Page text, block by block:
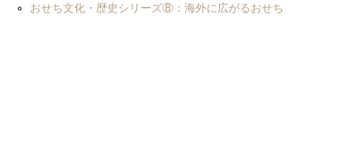
おせち文化・歴史シリーズ⑧：海外に広がるおせち